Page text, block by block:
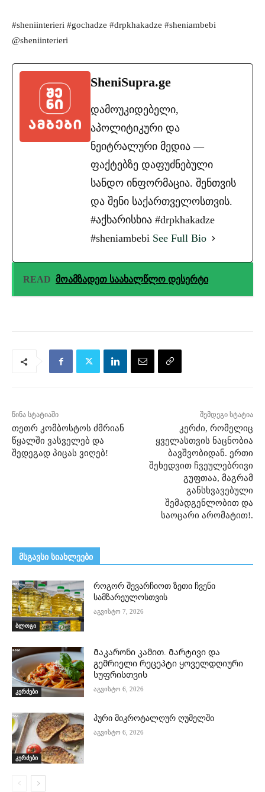
#sheniinterieri #gochadze #drpkhakadze #sheniambebi
@sheniinterieri
SheniSupra.ge
დამოუკიდებელი,
აპოლიტიკური და
ნეიტრალური მედია —
ფაქტებზე დაფუძნებული
სანდო ინფორმაცია. შენთვის
და შენი საქართველოსთვის.
#აქხარისხია #drpkhakadze
#sheniambebi See Full Bio
READ მოამზადეთ საახალწლო დესერტი
წინა სტატიაში
თეთრ კომბოსტოს ძმრიან
წყალში ვასველებ და
შედეგად პიცას ვიღებ!
შემდეგი სტატია
კერძი, რომელიც
ყველასთვის ნაცნობია
ბავშვობიდან. ერთი
შეხედვით ჩვეულებრივი
გუფთაა, მაგრამ
განსხვავებული
შემადგენლობით და
საოცარი არომატით!.
მსგავსი სიახლეები
ბლოგი
როგორ შევარჩიოთ ზეთი ჩვენი
სამზარეულოსთვის
აგვისტო 7, 2026
კერძები
Მაკარონი კამით. Მარტივი და
გემრიელი რეცეპტი ყოველდღიური
სუფრისთვის
აგვისტო 6, 2026
კერძები
პური მიკროტალღურ ღუმელში
აგვისტო 6, 2026